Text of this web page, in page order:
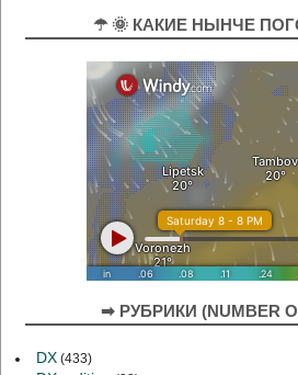
☂ 🌞 КАКИЕ НЫНЧЕ
➡ РУБРИКИ (NUMBER
DX (433)